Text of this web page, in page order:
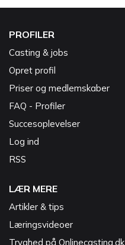
PROFILER
Casting & jobs
Opret profil
Priser og medlemskaber
FAQ - Profiler
Succesoplevelser
Log ind
RSS
LÆR MERE
Artikler & tips
Læringsvideoer
Tryghed på Onlinecasting.dk